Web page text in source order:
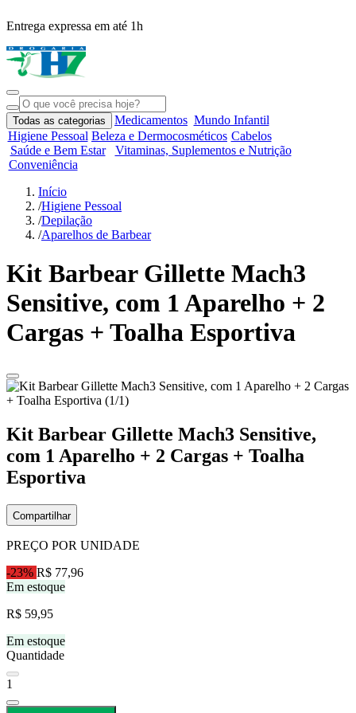
Entrega expressa em até 1h
Todas as categorias Medicamentos Mundo Infantil
Higiene Pessoal Beleza e Dermocosméticos Cabelos
Saúde e Bem Estar
Vitaminas, Suplementos e Nutrição
Conveniência
Início
/Higiene Pessoal
/Depilação
/Aparelhos de Barbear
Kit Barbear Gillette Mach3
Sensitive, com 1 Aparelho + 2
Cargas + Toalha Esportiva
Kit Barbear Gillette Mach3 Sensitive,
com 1 Aparelho + 2 Cargas + Toalha
Esportiva
Compartilhar
PREÇO POR UNIDADE
-23% R$ 77,96
Em estoque
R$ 59,95
Em estoque
Quantidade
1